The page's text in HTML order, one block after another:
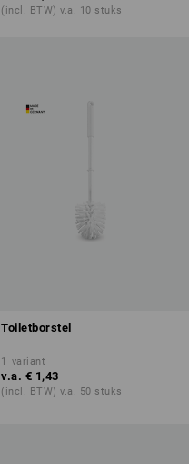
(incl. BTW) v.a. 10 stuks
Toiletborstel
1 variant
v.a. € 1,43
(incl. BTW) v.a. 50 stuks